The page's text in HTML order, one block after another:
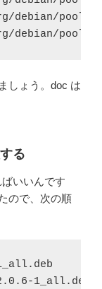
pool/
pool/
しょう。doc は
る
いいんです
ので、次の順
1_all.deb